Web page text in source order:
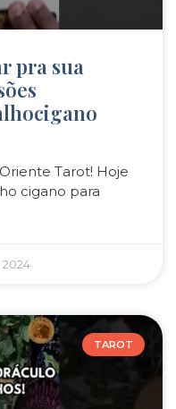
pra sua
Tarot! Hoje
cigano para
TAROT